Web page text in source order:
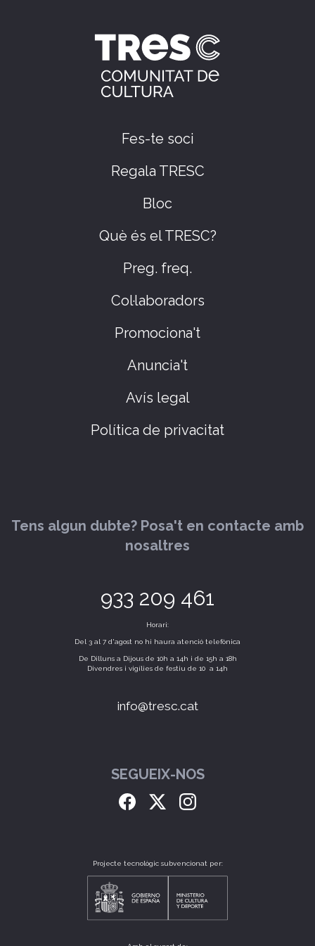
Fes-te soci
Regala TRESC
Bloc
Què és el TRESC?
Preg. freq.
Col·laboradors
Promociona't
Anuncia't
Avís legal
Política de privacitat
Tens algun dubte? Posa't en contacte amb
nosaltres
933 209 461
Horari:
Del 3 al 7 d'agost no hi haura atenció telefònica
De Dilluns a Dijous de 10h a 14h i de 15h a 18h
Divendres i vigílies de festiu de 10 a 14h
info@tresc.cat
SEGUEIX-NOS
Projecte tecnològic subvencionat per: